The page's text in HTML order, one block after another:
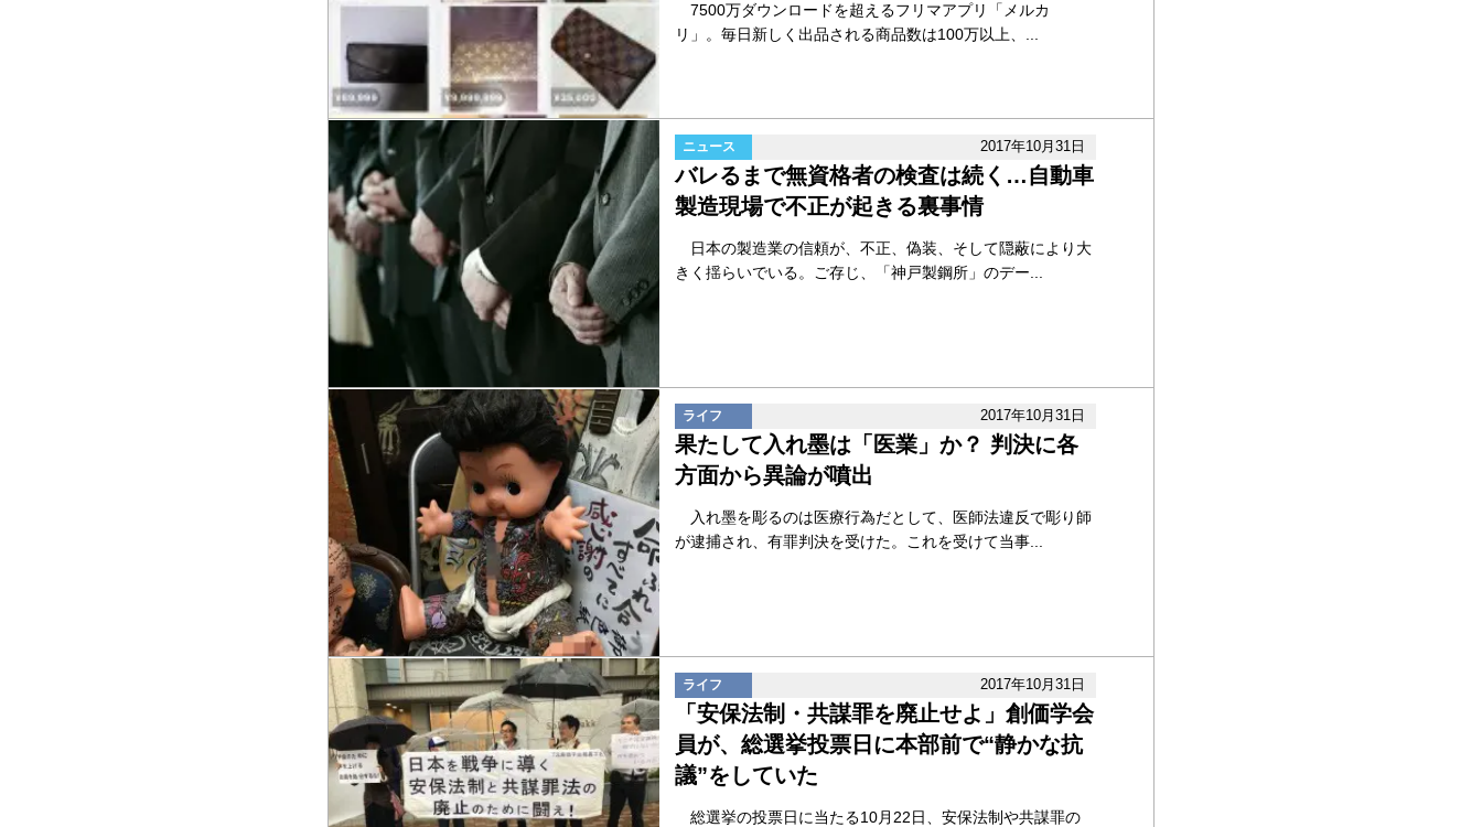
7500万ダウンロードを超えるフリマアプリ「メルカ
リ」。毎日新しく出品される商品数は100万以上、...
ニュース 2017年10月31日
バレるまで無資格者の検査は続く…自動車
製造現場で不正が起きる裏事情
日本の製造業の信頼が、不正、偽装、そして隠蔽により大
きく揺らいでいる。ご存じ、「神戸製鋼所」のデー...
ライフ 2017年10月31日
果たして入れ墨は「医業」か？ 判決に各
方面から異論が噴出
入れ墨を彫るのは医療行為だとして、医師法違反で彫り師
が逮捕され、有罪判決を受けた。これを受けて当事...
ライフ 2017年10月31日
「安保法制・共謀罪を廃止せよ」創価学会
員が、総選挙投票日に本部前で“静かな抗
議”をしていた
総選挙の投票日に当たる10月22日、安保法制や共謀罪の